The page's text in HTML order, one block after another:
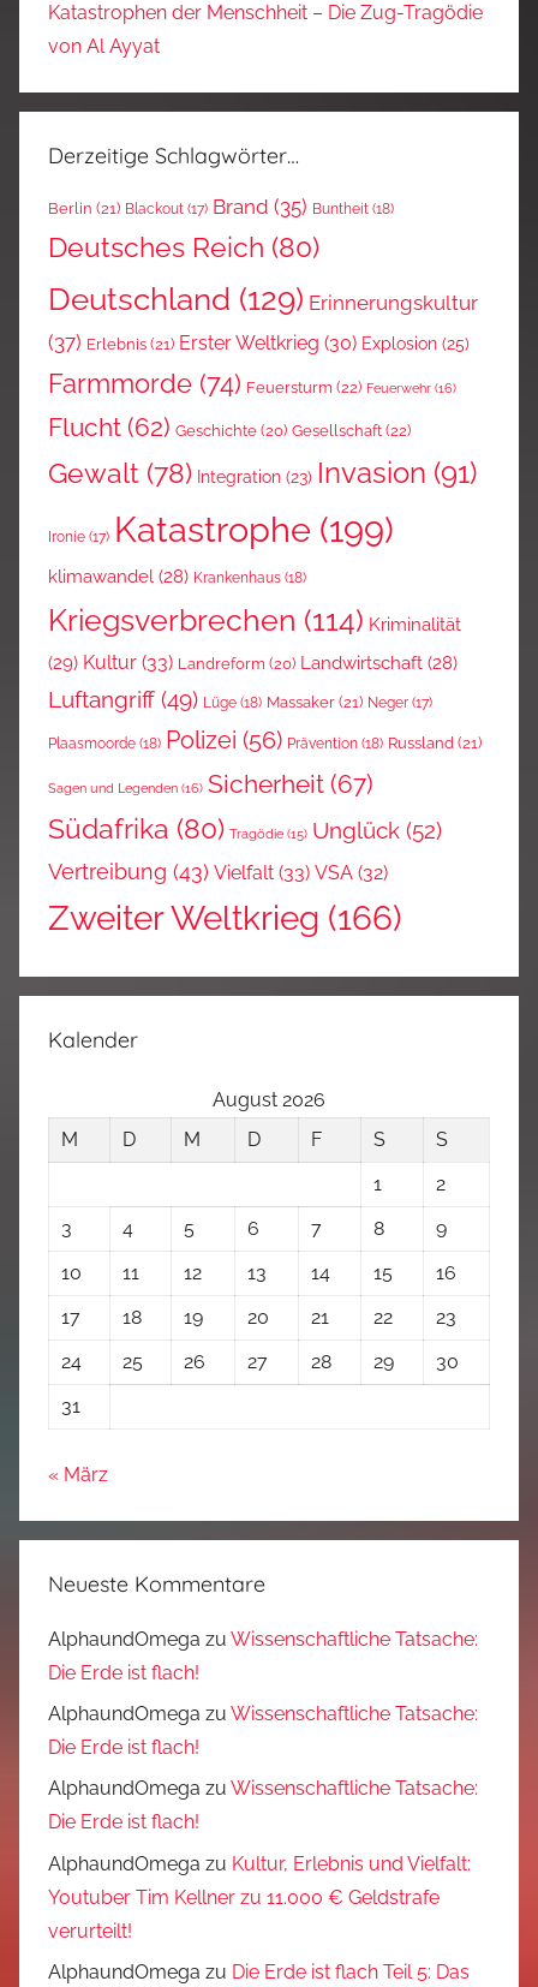
Katastrophen der Menschheit – Die Zug-Tragödie
von Al Ayyat
Derzeitige Schlagwörter…
Berlin (21) Blackout (17) Brand (35) Buntheit (18)
Deutsches Reich (80)
Deutschland (129) Erinnerungskultur
(37) Erlebnis (21) Erster Weltkrieg (30) Explosion (25)
Farmmorde (74) Feuersturm (22) Feuerwehr (16)
Flucht (62) Geschichte (20) Gesellschaft(22)
Gewalt (78) Integration (23) Invasion (91)
Ironie (17) Katastrophe (199)
klimawandel (28) Krankenhaus (18)
Kriegsverbrechen (114) Kriminalität
(29) Kultur (33) Landreform (20) Landwirtschaft (28)
Luftangriff (49) Lüge (18) Massaker (21) Neger (17)
Plaasmoorde (18) Polizei (56) Prävention (18) Russland (21)
Sagen und Legenden (16) Sicherheit (67)
Südafrika (80) Tragödie (15) Unglück (52)
Vertreibung (43) Vielfalt (33) VSA (32)
Zweiter Weltkrieg (166)
Kalender
August 2026
M
D M D F S
S
1
2
3
4 5 6 7 8
9
10
11 12 13 14 15
16
17
18 19 20 21 22
23
24
25 26 27 28 29
30
31
« März
Neueste Kommentare
AlphaundOmega zu Wissenschaftliche Tatsache:
Die Erde ist flach!
AlphaundOmega zu Wissenschaftliche Tatsache:
Die Erde ist flach!
AlphaundOmega zu Wissenschaftliche Tatsache:
Die Erde ist flach!
AlphaundOmega zu Kultur, Erlebnis und Vielfalt:
Youtuber Tim Kellner zu 11.000 € Geldstrafe
verurteilt!
AlphaundOmega zu Die Erde ist flach Teil 5: Das